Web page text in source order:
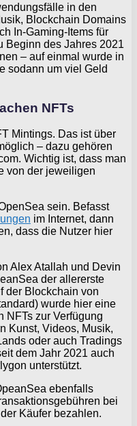
in den
Blockchain Domains
In-Gaming-Items für
Beginn des Jahres 2021
– auf einmal wurde in
sodann um viel Geld
NFTs
Mintings. Das ist über
– dazu gehören
Wichtig ist, dass man
von der jeweiligen
sein. Befasst
im Internet, dann
dass die Nutzer hier
Alex Atallah und Devin
der allererste
der Blockchain von
wurde hier eine
NFTs zur Verfügung
Kunst, Videos, Musik,
oder auch Tradings
dem Jahr 2021 auch
unterstützt.
ebenfalls
bei
Käufer bezahlen.